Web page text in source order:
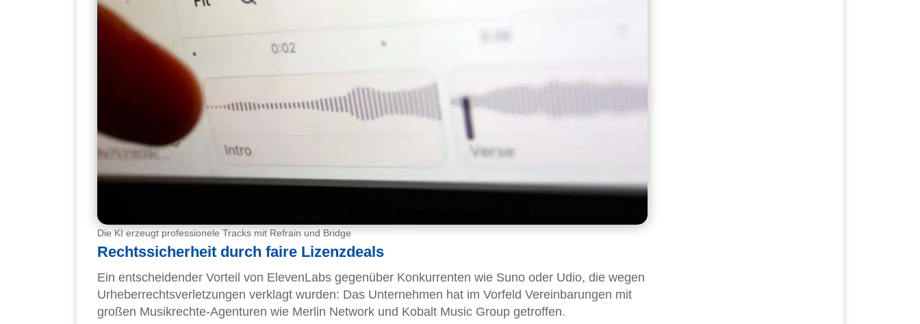
Die KI erzeugt professionele Tracks mit Refrain und Bridge
Rechtssicherheit durch faire Lizenzdeals
Ein entscheidender Vorteil von ElevenLabs gegenüber Konkurrenten wie Suno oder Udio, die wegen
Urheberrechtsverletzungen verklagt wurden: Das Unternehmen hat im Vorfeld Vereinbarungen mit
großen Musikrechte-Agenturen wie Merlin Network und Kobalt Music Group getroffen.